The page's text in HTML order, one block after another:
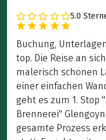
5.0
Buchung,
top. Die Reise an
malerisch schönen
einer einfachen
geht es zum 1. Stop
Brennerei"
gesamte Prozess